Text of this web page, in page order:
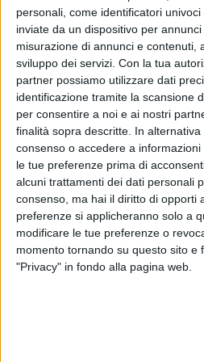
personali, come identificatori
inviate da un dispositivo per
misurazione di annunci e contenuti,
sviluppo dei servizi. Con la tua
partner possiamo utilizzare dati
identificazione tramite la scansione
per consentire a noi e ai nostri
finalità sopra descritte. In
consenso o accedere a
le tue preferenze prima di
alcuni trattamenti dei dati personali
consenso, ma hai il diritto di opporti
preferenze si applicheranno solo a
modificare le tue preferenze o
momento tornando su questo sito e
"Privacy" in fondo alla pagina web.
Italia Tvva in onda il suo
LIVE;sabato 18, il suo ultimo
compirà
un anno mercoledì
anni
A proposito del
nellavideointervista
lascienza, secondo cui il
fisico inizia proprio dai 30
pezzo, per quanto mi
parte mentale”, ha infatti
alcun cambiamento dal
Rimanendo in tema di
settimana,Erniacelebrerà